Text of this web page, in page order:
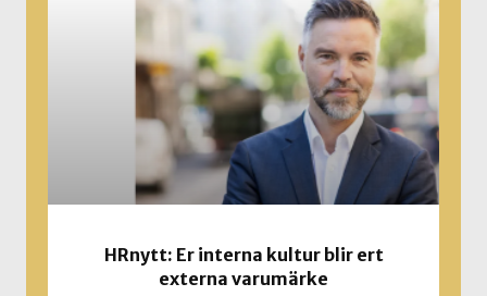
HRnytt: Er interna kultur blir ert
externa varumärke